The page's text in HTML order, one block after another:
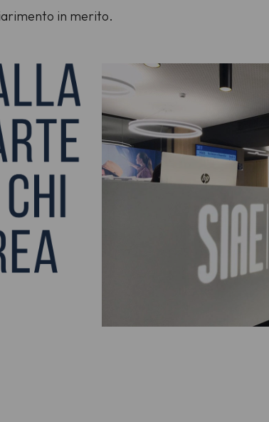
in merito.